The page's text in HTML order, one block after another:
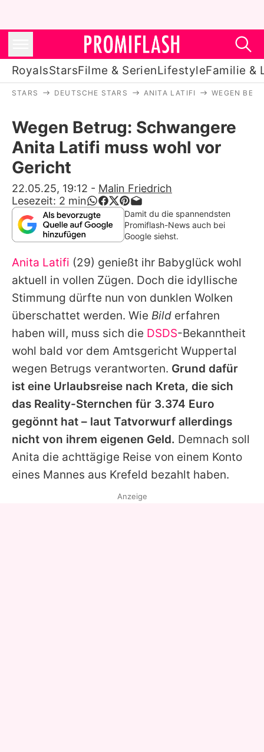
RoyalsStarsFilme & SerienLifestyleFamilie &
Stars
Filme & Serien
Lifestyle
Familie & Liebe
Promiflash Exklusiv
Alle Themen auf Promiflash
Jobs
App runterladen
Team
Redaktionelle Richtlinien
Impressum
Datenschutzerklärung
Nutzungsbedingungen
Utiq verwalten
STARS DEUTSCHE STARS ANITA LATIFI WEGEN
Wegen Betrug: Schwangere
Anita Latifi muss wohl vor
Gericht
22.05.25, 19:12 - Malin Friedrich
Lesezeit: 2 min
Damit du die spannendsten
Promiflash-News auch bei
Google siehst.
Anita Latifi (29) genießt ihr Babyglück wohl
aktuell in vollen Zügen. Doch die idyllische
Stimmung dürfte nun von dunklen Wolken
überschattet werden. Wie Bild erfahren
haben will, muss sich die DSDS-Bekanntheit
wohl bald vor dem Amtsgericht Wuppertal
wegen Betrugs verantworten. Grund dafür
ist eine Urlaubsreise nach Kreta, die sich
das Reality-Sternchen für 3.374 Euro
gegönnt hat – laut Tatvorwurf allerdings
nicht von ihrem eigenen Geld. Demnach soll
Anita die achttägige Reise von einem Konto
eines Mannes aus Krefeld bezahlt haben.
Anzeige